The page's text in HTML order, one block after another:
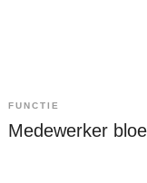
FUNCTIE
Medewerker